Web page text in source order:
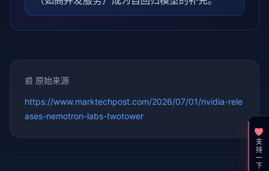
📰 原始来源
https://www.marktechpost.com/2026/07/01/nvidia-rele
ases-nemotron-labs-twotower
支持一下